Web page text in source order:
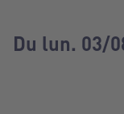
Du lun. 03/